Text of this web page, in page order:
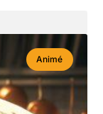
Animé